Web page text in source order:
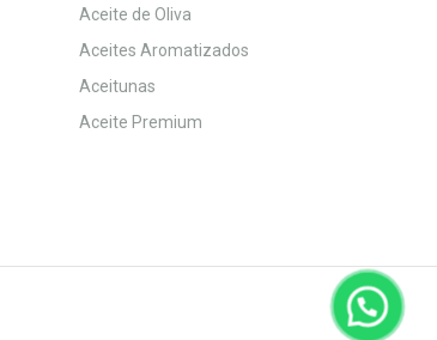
Aceite de Oliva
Aceites Aromatizados
Aceitunas
Aceite Premium